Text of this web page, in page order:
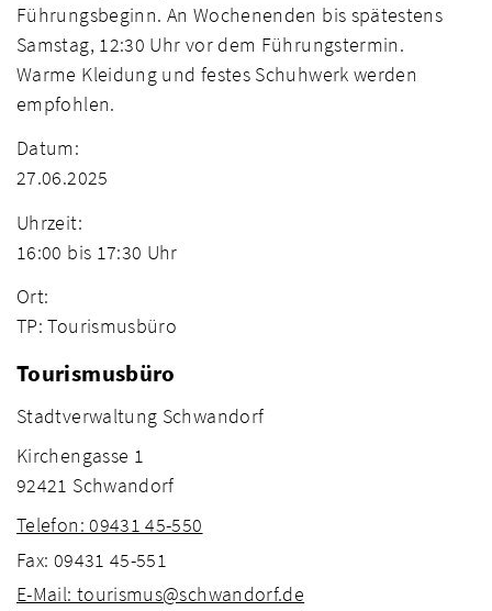
Führungsbeginn. An Wochenenden bis spätestens
Samstag, 12:30 Uhr vor dem Führungstermin.
Warme Kleidung und festes Schuhwerk werden
empfohlen.
Datum:
27.06.2025
Uhrzeit:
16:00 bis 17:30 Uhr
Ort:
TP: Tourismusbüro
Tourismusbüro
Stadtverwaltung Schwandorf
Kirchengasse 1
92421 Schwandorf
Telefon: 09431 45-550
Fax: 09431 45-551
E-Mail: tourismus@schwandorf.de